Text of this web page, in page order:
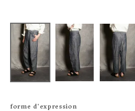
ログイン 会員登録
forme d'expression